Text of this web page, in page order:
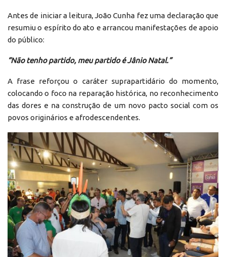
Antes de iniciar a leitura, João Cunha fez uma declaração que
resumiu o espírito do ato e arrancou manifestações de apoio
do público:
“Não tenho partido, meu partido é Jânio Natal.”
A frase reforçou o caráter suprapartidário do momento,
colocando o foco na reparação histórica, no reconhecimento
das dores e na construção de um novo pacto social com os
povos originários e afrodescendentes.